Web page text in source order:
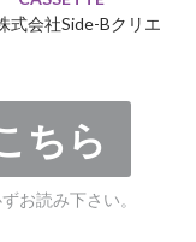
式会社Side-Bクリエ
ちら
お読み下さい。